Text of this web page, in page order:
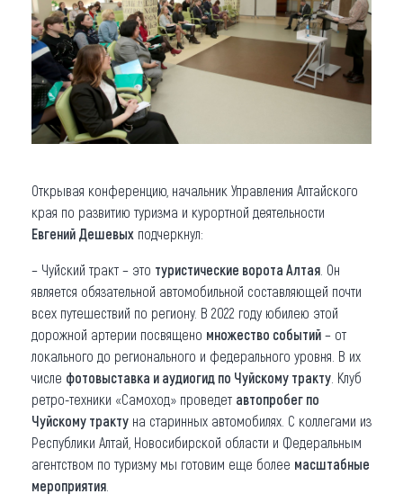
Открывая конференцию, начальник Управления Алтайского
края по развитию туризма и курортной деятельности
Евгений Дешевых подчеркнул:
– Чуйский тракт – это туристические ворота Алтая . Он
является обязательной автомобильной составляющей почти
всех путешествий по региону. В 2022 году юбилею этой
дорожной артерии посвящено множество событий – от
локального до регионального и федерального уровня. В их
числе фотовыставка и аудиогид по Чуйскому тракту . Клуб
ретро-техники «Самоход» проведет автопробег по
Чуйскому тракту на старинных автомобилях. С коллегами из
Республики Алтай, Новосибирской области и Федеральным
агентством по туризму мы готовим еще более масштабные
мероприятия